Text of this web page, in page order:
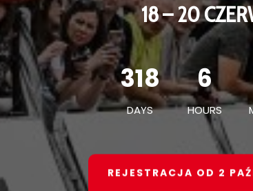
18 – 20
318
DAYS
6
HOURS
REJESTRACJA OD 2